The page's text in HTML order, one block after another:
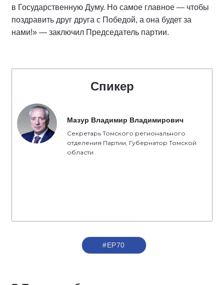
в Государственную Думу. Но самое главное — чтобы
поздравить друг друга с Победой, а она будет за
нами!» — заключил Председатель партии.
Спикер
Мазур Владимир Владимирович
Секретарь Томского регионального
отделения Партии, Губернатор Томской
области
#ЕР70